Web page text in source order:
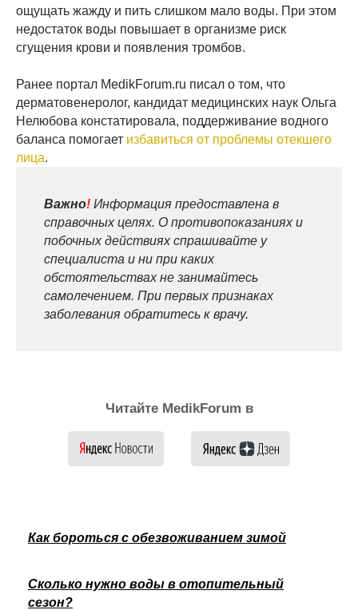
ощущать жажду и пить слишком мало воды. При этом
недостаток воды повышает в организме риск
сгущения крови и появления тромбов.
Ранее портал MedikForum.ru писал о том, что
дерматовенеролог, кандидат медицинских наук Ольга
Нелюбова констатировала, поддерживание водного
баланса помогает избавиться от проблемы отекшего
лица.
Важно! Информация предоставлена в
справочных целях. О противопоказаниях и
побочных действиях спрашивайте у
специалиста и ни при каких
обстоятельствах не занимайтесь
самолечением. При первых признаках
заболевания обратитесь к врачу.
Читайте MedikForum в
Как бороться с обезвоживанием зимой
Сколько нужно воды в отопительный
сезон?